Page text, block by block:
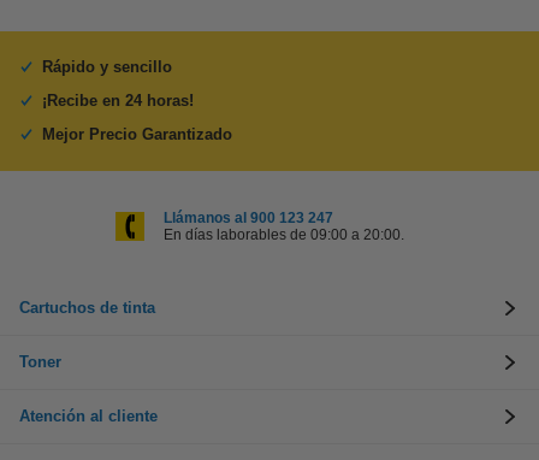
Rápido y sencillo
¡Recibe en 24 horas!
Mejor Precio Garantizado
Llámanos al 900 123 247
En días laborables de 09:00 a 20:00.
Cartuchos de tinta
Toner
Atención al cliente